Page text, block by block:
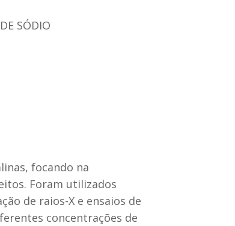
SÓDIO
focando na
Foram utilizados
de raios-X e ensaios de
concentrações de